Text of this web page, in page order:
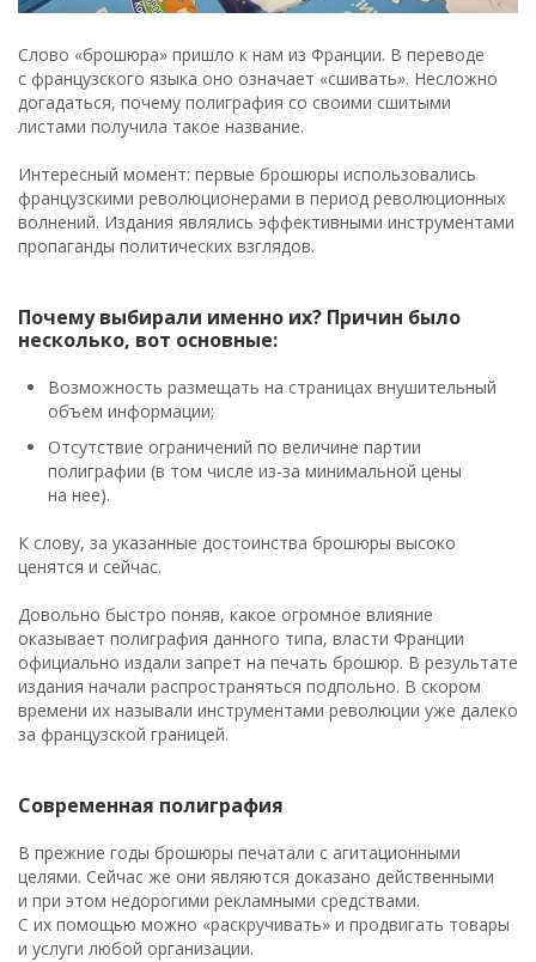
Слово «брошюра» пришло к нам из Франции. В переводе
с французского языка оно означает «сшивать». Несложно
догадаться, почему полиграфия со своими сшитыми
листами получила такое название.
Интересный момент: первые брошюры использовались
французскими революционерами в период революционных
волнений. Издания являлись эффективными инструментами
пропаганды политических взглядов.
Почему выбирали именно их? Причин было
несколько, вот основные:
Возможность размещать на страницах внушительный
объем информации;
Отсутствие ограничений по величине партии
полиграфии (в том числе из-за минимальной цены
на нее).
К слову, за указанные достоинства брошюры высоко
ценятся и сейчас.
Довольно быстро поняв, какое огромное влияние
оказывает полиграфия данного типа, власти Франции
официально издали запрет на печать брошюр. В результате
издания начали распространяться подпольно. В скором
времени их называли инструментами революции уже далеко
за французской границей.
Современная полиграфия
В прежние годы брошюры печатали с агитационными
целями. Сейчас же они являются доказано действенными
и при этом недорогими рекламными средствами.
С их помощью можно «раскручивать» и продвигать товары
и услуги любой организации.